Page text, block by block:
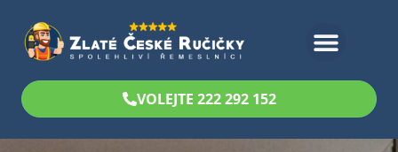
VOLEJTE 222 292 152